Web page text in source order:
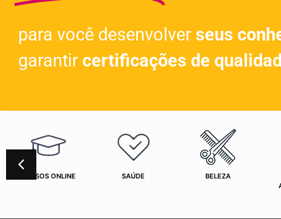
para você desenvolver seus
garantir certificações de
CURSOS ONLINE SAÚDE BELEZA